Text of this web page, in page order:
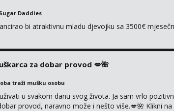
Sugar Daddies
bi atraktivnu mladu djevojku sa 3500€
za dobar provod 💋🌺
traži mušku osobu
u svakom danu svog života. Ja sam vrlo
provod, naravno može i nešto više.💋🌺 Klikni